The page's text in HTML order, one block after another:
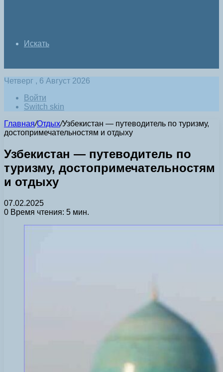
Искать
Четверг , 6 Август 2026
Войти
Switch skin
Главная/Отдых/Узбекистан — путеводитель по туризму,
достопримечательностям и отдыху
Узбекистан — путеводитель по
туризму, достопримечательностям
и отдыху
07.02.2025
0 Время чтения: 5 мин.